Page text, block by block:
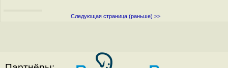
Следующая страница (раньше) >>